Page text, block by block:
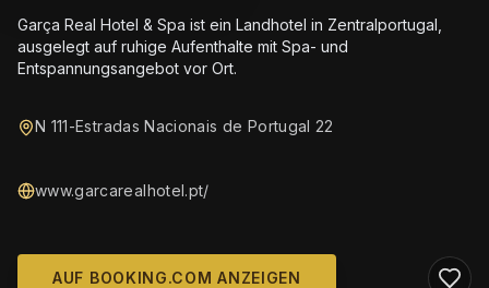
Garça Real Hotel & Spa ist ein Landhotel in Zentralportugal,
ausgelegt auf ruhige Aufenthalte mit Spa- und
Entspannungsangebot vor Ort.
N 111-Estradas Nacionais de Portugal 22
www.garcarealhotel.pt/
AUF BOOKING.COM ANZEIGEN